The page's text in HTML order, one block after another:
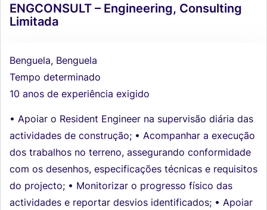
ENGCONSULT – Engineering, Consulting
Limitada
Benguela, Benguela
Tempo determinado
10 anos de experiência exigido
• Apoiar o Resident Engineer na supervisão diária das
actividades de construção; • Acompanhar a execução
dos trabalhos no terreno, assegurando conformidade
com os desenhos, especificações técnicas e requisitos
do projecto; • Monitorizar o progresso físico das
actividades e reportar desvios identificados; • Apoiar